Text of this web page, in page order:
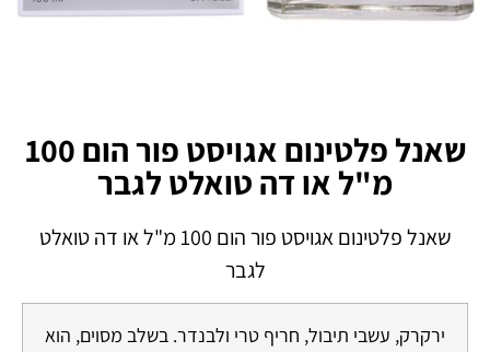
שאנל פלטינום אגויסט פור הום 100
מ"ל או דה טואלט לגבר
שאנל פלטינום אגויסט פור הום 100 מ"ל או דה טואלט
לגבר
ירקרק, עשבי תיבול, חריף טרי ולבנדר. בשלב מסוים, הוא